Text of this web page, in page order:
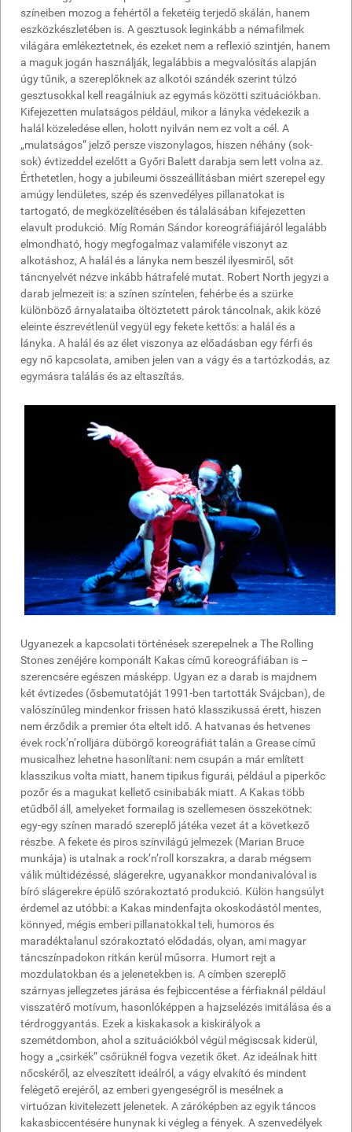
színeiben mozog a fehértől a feketéig terjedő skálán, hanem
eszközkészletében is. A gesztusok leginkább a némafilmek
világára emlékeztetnek, és ezeket nem a reflexió szintjén, hanem
a maguk jogán használják, legalábbis a megvalósítás alapján
úgy tűnik, a szereplőknek az alkotói szándék szerint túlzó
gesztusokkal kell reagálniuk az egymás közötti szituációkban.
Kifejezetten mulatságos például, mikor a lányka védekezik a
halál közeledése ellen, holott nyilván nem ez volt a cél. A
„mulatságos” jelző persze viszonylagos, hiszen néhány (sok-
sok) évtizeddel ezelőtt a Győri Balett darabja sem lett volna az.
Érthetetlen, hogy a jubileumi összeállításban miért szerepel egy
amúgy lendületes, szép és szenvedélyes pillanatokat is
tartogató, de megközelítésében és tálalásában kifejezetten
elavult produkció. Míg Román Sándor koreográfiájáról legalább
elmondható, hogy megfogalmaz valamiféle viszonyt az
alkotáshoz, A halál és a lányka nem beszél ilyesmiről, sőt
táncnyelvét nézve inkább hátrafelé mutat. Robert North jegyzi a
darab jelmezeit is: a színen színtelen, fehérbe és a szürke
különböző árnyalataiba öltöztetett párok táncolnak, akik közé
eleinte észrevétlenül vegyül egy fekete kettős: a halál és a
lányka. A halál és az élet viszonya az előadásban egy férfi és
egy nő kapcsolata, amiben jelen van a vágy és a tartózkodás, az
egymásra találás és az eltaszítás.
Ugyanezek a kapcsolati történések szerepelnek a The Rolling
Stones zenéjére komponált Kakas című koreográfiában is –
szerencsére egészen másképp. Ugyan ez a darab is majdnem
két évtizedes (ősbemutatóját 1991-ben tartották Svájcban), de
valószínűleg mindenkor frissen ható klasszikussá érett, hiszen
nem érződik a premier óta eltelt idő. A hatvanas és hetvenes
évek rock’n’rolljára dübörgő koreográfiát talán a Grease című
musicalhez lehetne hasonlítani: nem csupán a már említett
klasszikus volta miatt, hanem tipikus figurái, például a piperkőc
pozőr és a magukat kellető csinibabák miatt. A Kakas több
etűdből áll, amelyeket formailag is szellemesen összekötnek:
egy-egy színen maradó szereplő játéka vezet át a következő
részbe. A fekete és piros színvilágú jelmezek (Marian Bruce
munkája) is utalnak a rock’n’roll korszakra, a darab mégsem
válik múltidézéssé, slágerekre, ugyanakkor mondanivalóval is
bíró slágerekre épülő szórakoztató produkció. Külön hangsúlyt
érdemel az utóbbi: a Kakas mindenfajta okoskodástól mentes,
könnyed, mégis emberi pillanatokkal teli, humoros és
maradéktalanul szórakoztató elődadás, olyan, ami magyar
táncszínpadokon ritkán kerül műsorra. Humort rejt a
mozdulatokban és a jelenetekben is. A címben szereplő
szárnyas jellegzetes járása és fejbiccentése a férfiaknál például
visszatérő motívum, hasonlóképpen a hajzselézés imitálása és a
térdroggyantás. Ezek a kiskakasok a kiskirályok a
szemétdombon, ahol a szituációkból végül mégiscsak kiderül,
hogy a „csirkék” csőrüknél fogva vezetik őket. Az ideálnak hitt
nőcskéről, az elveszített ideálról, a vágy elvakító és mindent
felégető erejéről, az emberi gyengeségről is mesélnek a
virtuózan kivitelezett jelenetek. A záróképben az egyik táncos
kakasbiccentésére hunynak ki végleg a fények. A szenvedélyek